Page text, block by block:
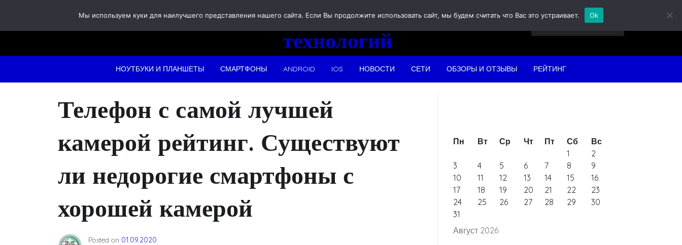
content
Новости
технологий
НОУТБУКИ И ПЛАНШЕТЫ СМАРТФОНЫ ANDROID IOS НОВОСТИ СЕТИ ОБЗОРЫ И ОТЗЫВЫ РЕЙТИНГ
Телефон с самой лучшей
камерой рейтинг. Существуют
ли недорогие смартфоны с
хорошей камерой
Posted on 01.09.2020
Август 2026
Пн Вт Ср Чт Пт Сб
Вс
1
2
3
4 5 6 7 8
9
10
11 12 13 14 15
16
17
18 19 20 21 22
23
24
25 26 27 28 29
30
31
Мы используем куки для наилучшего представления нашего сайта. Если Вы продолжите использовать сайт, мы будем считать что Вас это устраивает. Ok